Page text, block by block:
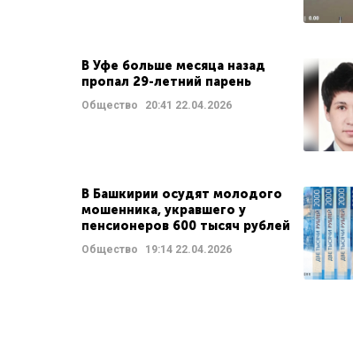
В Уфе больше месяца назад
пропал 29-летний парень
Общество 20:41 22.04.2026
В Башкирии осудят молодого
мошенника, укравшего у
пенсионеров 600 тысяч рублей
Общество 19:1422.04.2026